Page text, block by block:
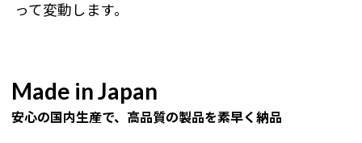
って変動します。
Made in Japan
安心の国内生産で、高品質の製品を素早く納品